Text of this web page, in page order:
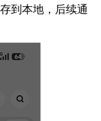
到本地，后续通